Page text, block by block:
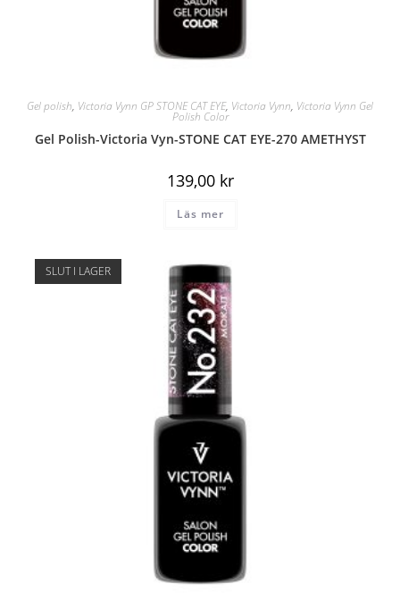
Gel polish, Victoria Vynn GP STONE CAT EYE, Victoria Vynn, Victoria Vynn Gel
Polish Color
Gel Polish-Victoria Vyn-STONE CAT EYE-270 AMETHYST
139,00 kr
Läs mer
SLUT I LAGER